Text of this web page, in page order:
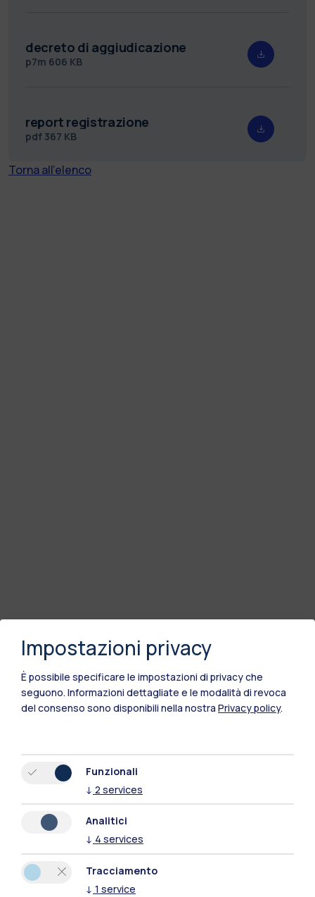
decreto di aggiudicazione
p7m 606 KB
report registrazione
pdf 367 KB
Torna all'elenco
Polimi Community
Tutti i siti dell’ecosistema
Impostazioni privacy
È possibile specificare le impostazioni di privacy che
seguono. Informazioni dettagliate e le modalità di revoca
del consenso sono disponibili nella nostra Privacy policy.
Funzionali
↓ 2 services
Analitici
↓ 4 services
Tracciamento
↓ 1 service